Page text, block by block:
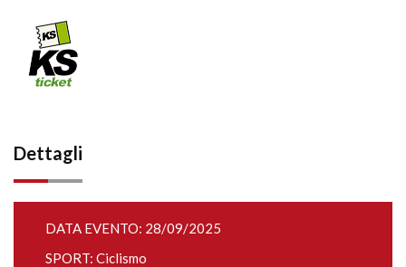
Dettagli
DATA EVENTO: 28/09/2025
SPORT: Ciclismo